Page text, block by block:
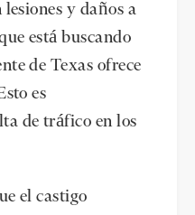
lesiones y daños a
está buscando
de Texas ofrece
es
de tráfico en los
el castigo